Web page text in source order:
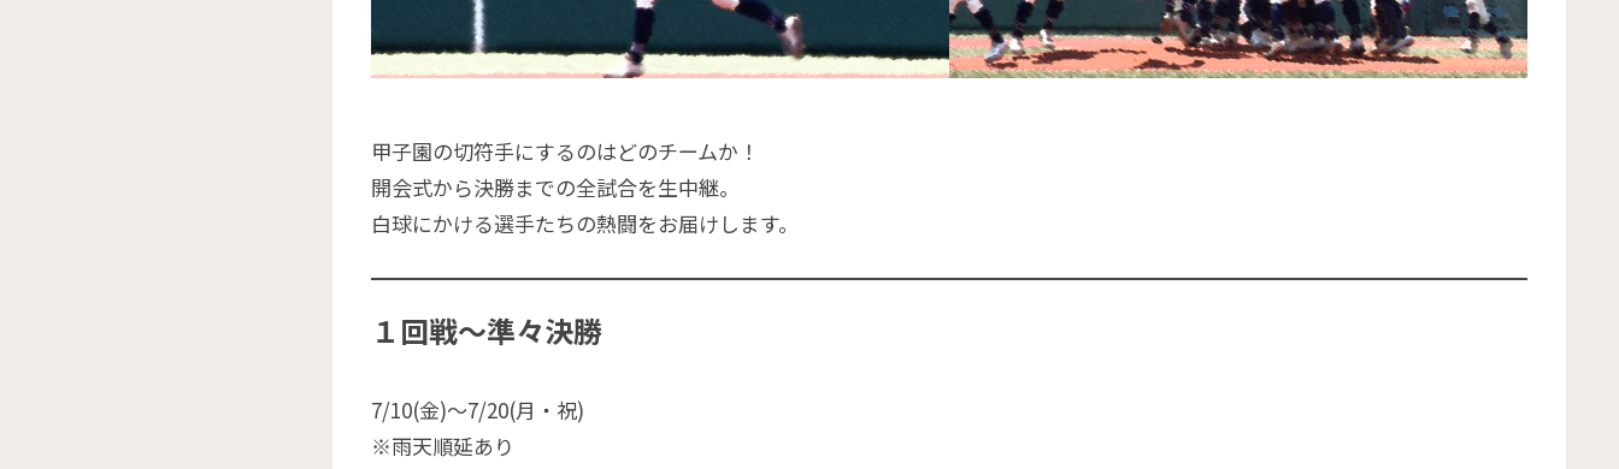
甲子園の切符手にするのはどのチームか！
開会式から決勝までの全試合を生中継。
白球にかける選手たちの熱闘をお届けします。
１回戦～準々決勝
7/10(金)〜7/20(月・祝)
※雨天順延あり